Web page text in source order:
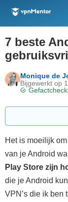
7 beste
Monique de
Bijgewerkt op
Het is moeilijk
van je Android
Play Store zijn
die je Android
VPN’s die ik ben